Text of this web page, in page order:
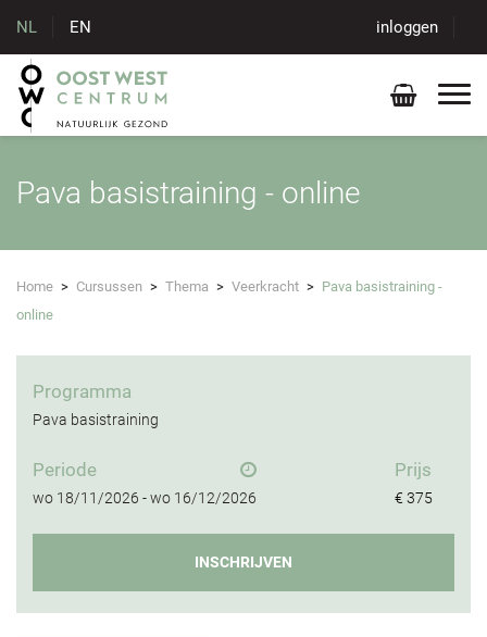
NL EN inloggen
Pava basistraining - online
Home > Cursussen > Thema > Veerkracht > Pava basistraining -
online
Programma
Pava basistraining
Periode
wo 18/11/2026 -wo 16/12/2026
Prijs
€ 375
INSCHRIJVEN